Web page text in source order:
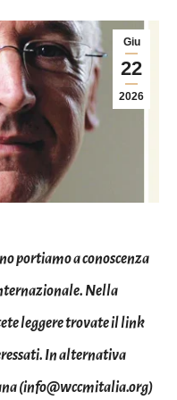
Giu
22
2026
portiamo a conoscenza
Nella
leggere trovate il link
In alternativa
(info@wccmitalia.org)